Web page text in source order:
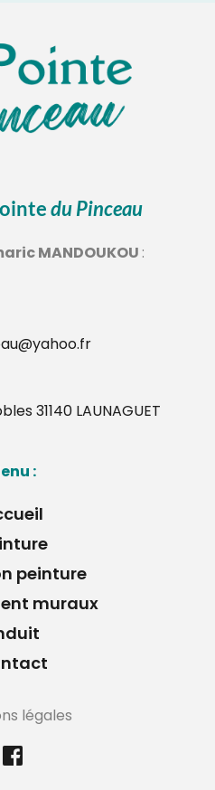
:
peinture
muraux
du Pinceau
MANDOUKOU :
31140 LAUNAGUET
légales